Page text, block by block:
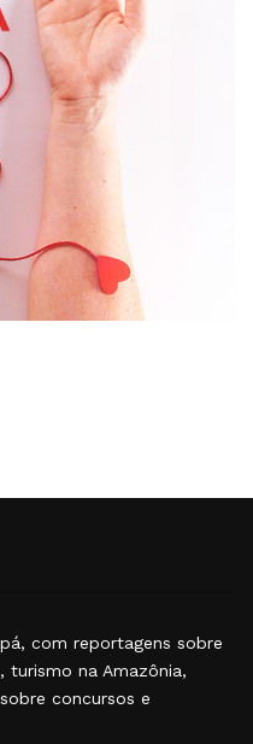
com reportagens sobre
na Amazônia,
concursos e